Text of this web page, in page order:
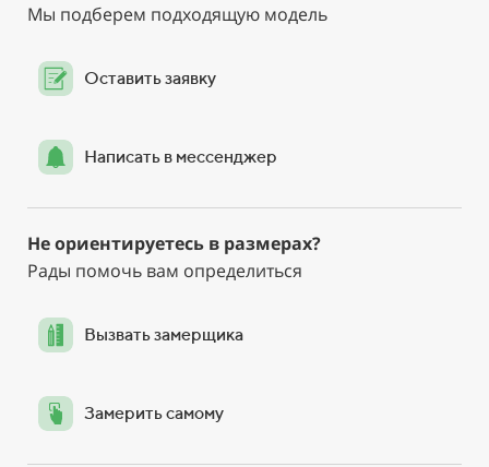
Мы подберем подходящую модель
Оставить заявку
Написать в мессенджер
Не ориентируетесь в размерах?
Рады помочь вам определиться
Вызвать замерщика
Замерить самому